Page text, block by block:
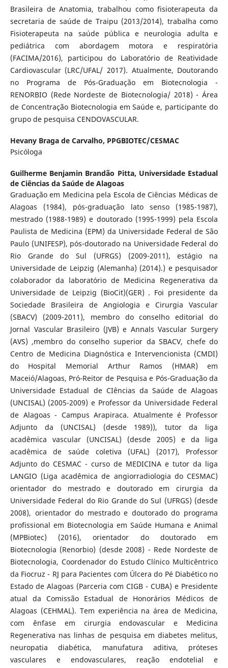
Brasileira de Anatomia, trabalhou como fisioterapeuta da
secretaria de saúde de Traipu (2013/2014), trabalha como
Fisioterapeuta na saúde pública e neurologia adulta e
pediátrica com abordagem motora e respiratória
(FACIMA/2016), participou do Laboratório de Reatividade
Cardiovascular (LRC/UFAL/ 2017). Atualmente, Doutorando
no Programa de Pós-Graduação em Biotecnologia -
RENORBIO (Rede Nordeste de Biotecnologia/ 2018) - Área
de Concentração Biotecnologia em Saúde e, participante do
grupo de pesquisa CENDOVASCULAR.
Hevany Braga de Carvalho, PPGBIOTEC/CESMAC
Psicóloga
Guilherme Benjamin Brandão Pitta, Universidade Estadual
de Ciências da Saúde de Alagoas
Graduação em Medicina pela Escola de Ciências Médicas de
Alagoas (1984), pós-graduação lato senso (1985-1987),
mestrado (1988-1989) e doutorado (1995-1999) pela Escola
Paulista de Medicina (EPM) da Universidade Federal de São
Paulo (UNIFESP), pós-doutorado na Universidade Federal do
Rio Grande do Sul (UFRGS) (2009-2011), estágio na
Universidade de Leipzig (Alemanha) (2014).) e pesquisador
colaborador da laboratório de Medicina Regenerativa da
Universidade de Leipzig (BioCit)(GER) . Foi presidente da
Sociedade Brasileira de Angiologia e Cirurgia Vascular
(SBACV) (2009-2011), membro do conselho editorial do
Jornal Vascular Brasileiro (JVB) e Annals Vascular Surgery
(AVS) ,membro do conselho superior da SBACV, chefe do
Centro de Medicina Diagnóstica e Intervencionista (CMDI)
do Hospital Memorial Arthur Ramos (HMAR) em
Maceió/Alagoas, Pró-Reitor de Pesquisa e Pós-Graduação da
Universidade Estadual de CIências da Saúde de Alagoas
(UNCISAL) (2005-2009) e Professor da Universidade Federal
de Alagoas - Campus Arapiraca. Atualmente é Professor
Adjunto da (UNCISAL) (desde 1989)), tutor da liga
acadêmica vascular (UNCISAL) (desde 2005) e da liga
acadêmica de saúde coletiva (UFAL) (2017), Professor
Adjunto do CESMAC - curso de MEDICINA e tutor da liga
LANGIO (Liga acadêmica de angiorradiologia do CESMAC)
orientador do mestrado e doutorado em cirurgia da
Universidade Federal do Rio Grande do Sul (UFRGS) (desde
2008), orientador do mestrado e doutorado do programa
profissional em Biotecnologia em Saúde Humana e Animal
(MPBiotec) (2016), orientador do doutorado em
Biotecnologia (Renorbio) (desde 2008) - Rede Nordeste de
Biotecnologia, Coordenador do Estudo Clínico Multicêntrico
da Fiocruz - RJ para Pacientes com Úlcera do Pé Diabético no
Estado de Alagoas (Parceria com CIGB - CUBA) e Presidente
atual da Comissão Estadual de Honorários Médicos de
Alagoas (CEHMAL). Tem experiência na área de Medicina,
com ênfase em cirurgia endovascular e Medicina
Regenerativa nas linhas de pesquisa em diabetes melitus,
neuropatia diabética, manufatura aditiva, próteses
vasculares e endovasculares, reação endotelial e